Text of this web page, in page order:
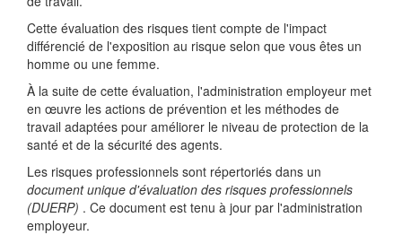
Cette évaluation des risques tient compte de l'impact
différencié de l'exposition au risque selon que vous êtes un
homme ou une femme.
À la suite de cette évaluation, l'administration employeur met
en œuvre les actions de prévention et les méthodes de
travail adaptées pour améliorer le niveau de protection de la
santé et de la sécurité des agents.
Les risques professionnels sont répertoriés dans un
document unique d'évaluation des risques professionnels
(DUERP) . Ce document est tenu à jour par l'administration
employeur.